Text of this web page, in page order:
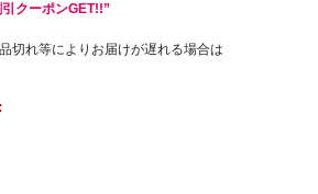
クーポンGET!!”
品切れ等によりお届けが遅れる場合は